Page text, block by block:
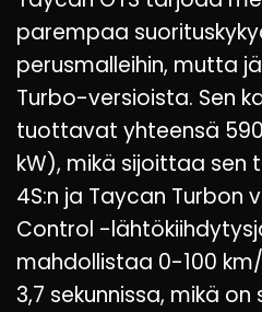
parempaa
perusmalleihin, mutta
Turbo-versioista. Sen
tuottavat yhteensä
kW), mikä sijoittaa sen
4S:n ja Taycan Turbon
Control -
mahdollistaa 0-100
3,7 sekunnissa, mikä